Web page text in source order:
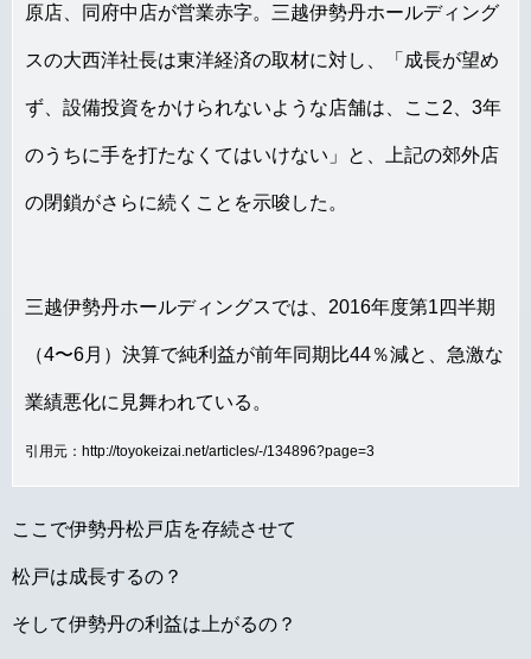
原店、同府中店が営業赤字。三越伊勢丹ホールディング
スの大西洋社長は東洋経済の取材に対し、「成長が望め
ず、設備投資をかけられないような店舗は、ここ2、3年
のうちに手を打たなくてはいけない」と、上記の郊外店
の閉鎖がさらに続くことを示唆した。
三越伊勢丹ホールディングスでは、2016年度第1四半期
（4〜6月）決算で純利益が前年同期比44％減と、急激な
業績悪化に見舞われている。
引用元：http://toyokeizai.net/articles/-/134896?page=3
ここで伊勢丹松戸店を存続させて
松戸は成長するの？
そして伊勢丹の利益は上がるの？